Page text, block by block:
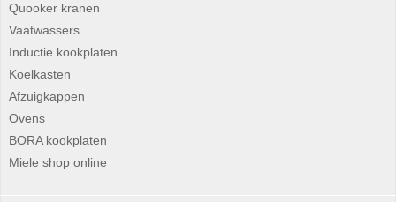
Quooker kranen
Vaatwassers
Inductie kookplaten
Koelkasten
Afzuigkappen
Ovens
BORA kookplaten
Miele shop online